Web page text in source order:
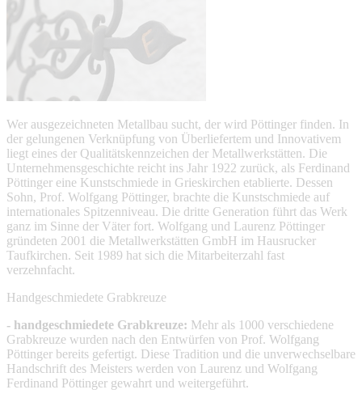
Wer ausgezeichneten Metallbau sucht, der wird Pöttinger finden. In
der gelungenen Verknüpfung von Überliefertem und Innovativem
liegt eines der Qualitätskennzeichen der Metallwerkstätten. Die
Unternehmensgeschichte reicht ins Jahr 1922 zurück, als Ferdinand
Pöttinger eine Kunstschmiede in Grieskirchen etablierte. Dessen
Sohn, Prof. Wolfgang Pöttinger, brachte die Kunstschmiede auf
internationales Spitzenniveau. Die dritte Generation führt das Werk
ganz im Sinne der Väter fort. Wolfgang und Laurenz Pöttinger
gründeten 2001 die Metallwerkstätten GmbH im Hausrucker
Taufkirchen. Seit 1989 hat sich die Mitarbeiterzahl fast
verzehnfacht.
Handgeschmiedete Grabkreuze
- handgeschmiedete Grabkreuze: Mehr als 1000 verschiedene
Grabkreuze wurden nach den Entwürfen von Prof. Wolfgang
Pöttinger bereits gefertigt. Diese Tradition und die unverwechselbare
Handschrift des Meisters werden von Laurenz und Wolfgang
Ferdinand Pöttinger gewahrt und weitergeführt.